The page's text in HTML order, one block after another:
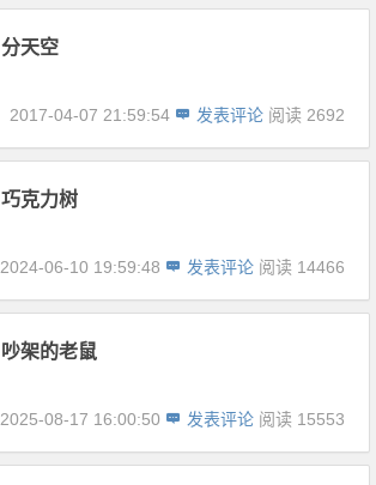
分天空
2017-04-07 21:59:54 发表评论 阅读 2692
巧克力树
2024-06-10 19:59:48 发表评论 阅读 14466
吵架的老鼠
2025-08-17 16:00:50 发表评论 阅读 15553